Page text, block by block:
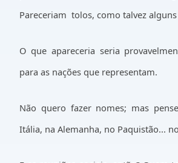
Pareceriam tolos, como talvez
O que apareceria seria
para as nações que representam.
Não quero fazer nomes; mas
Itália, na Alemanha, no Paquistão...